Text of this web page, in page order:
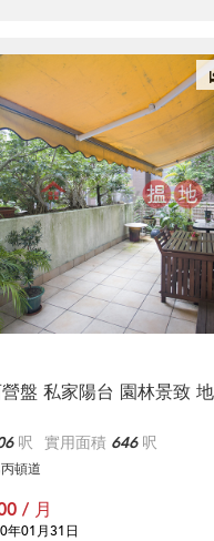
盤 私家陽台 園林景致
呎 實用面積 646呎
頓道
/ 月
年01月31日